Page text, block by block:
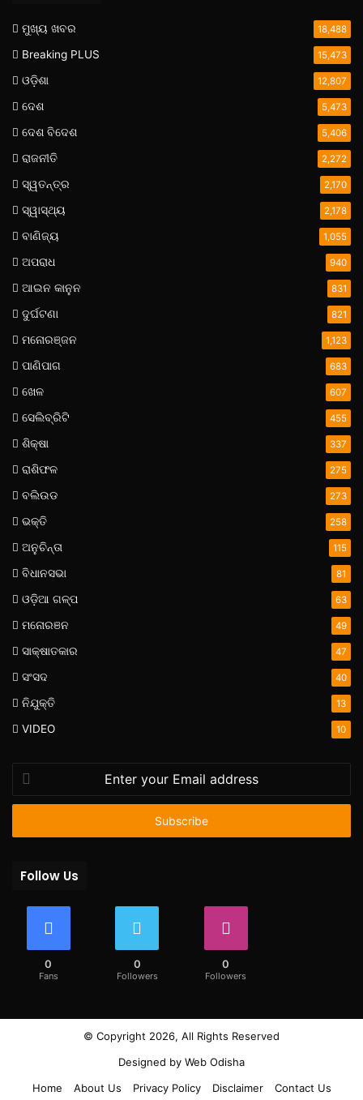
ମୁଖ୍ୟ ଖବର 18,488
Breaking PLUS 15,473
ଓଡ଼ିଶା 12,807
ଦେଶ 5,473
ଦେଶ ବିଦେଶ 5,406
ରାଜନୀତି 2,272
ସ୍ୱତନ୍ତ୍ର 2,170
ସ୍ୱାସ୍ଥ୍ୟ 2,178
ବାଣିଜ୍ୟ 1,055
ଅପରାଧ 940
ଆଇନ କାନୁନ 831
ଦୁର୍ଘଟଣା 821
ମନୋରଞ୍ଜନ 1,123
ପାଣିପାଗ 683
ଖେଳ 607
ସେଲିବ୍ରିଟି 455
ଶିକ୍ଷା 337
ରାଶିଫଳ 275
ବଲିଉଡ 273
ଭକ୍ତି 258
ଅନୁଚିନ୍ତା 115
ବିଧାନସଭା 81
ଓଡ଼ିଆ ଗଳ୍ପ 63
ମନୋରଞନ 49
ସାକ୍ଷାତକାର 47
ସଂସଦ 40
ନିଯୁକ୍ତି 13
VIDEO 10
your
Email
Follow Us
0
Fans
0
Followers
0
Followers
© Copyright 2026, All Rights Reserved
Designed by Web Odisha
Home
About Us Privacy Policy Disclaimer Contact Us